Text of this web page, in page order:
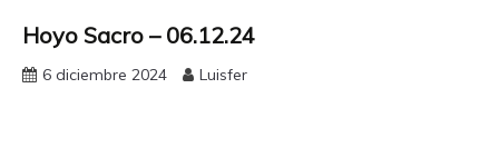
Hoyo Sacro – 06.12.24
6 diciembre 2024 Luisfer